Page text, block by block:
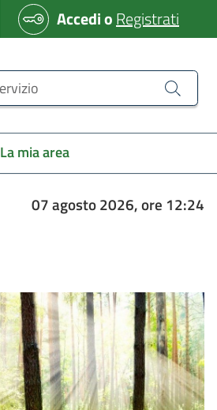
AccedioRegistrati
La mia area
07 agosto 2026, ore 12:24